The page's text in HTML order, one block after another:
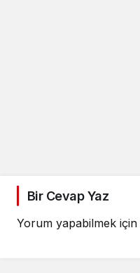
Bir Cevap Yaz
Yorum yapabilmek için